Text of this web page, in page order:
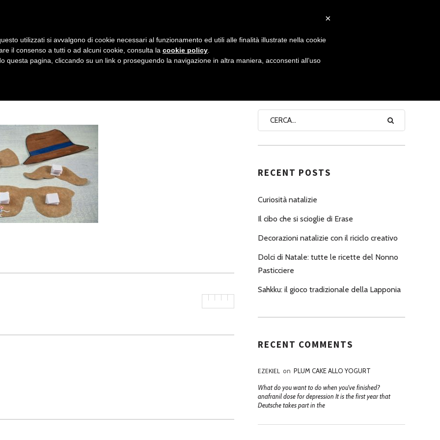
A
V
G
Z
I
O
N
E
P
N
P
NONNO PASTICCIERE
RECENT POSTS
Curiosità natalizie
Il cibo che si scioglie di Erase
Decorazioni natalizie con il riciclo creativo
Dolci di Natale: tutte le ricette del Nonno
Pasticciere
Sahkku: il gioco tradizionale della Lapponia
RECENT COMMENTS
EZEKIEL on PLUM CAKE ALLO YOGURT
What do you want to do when you've finished?
anafranil dose for depression It is the first year that
Deutsche takes part in the
×
utilizzati si avvalgono di cookie necessari al funzionamento ed utili alle finalità illustrate nella cookie
il consenso a tutti o ad alcuni cookie, consulta la cookie policy
questa pagina, cliccando su un link o proseguendo la navigazione in altra maniera, acconsenti all’uso